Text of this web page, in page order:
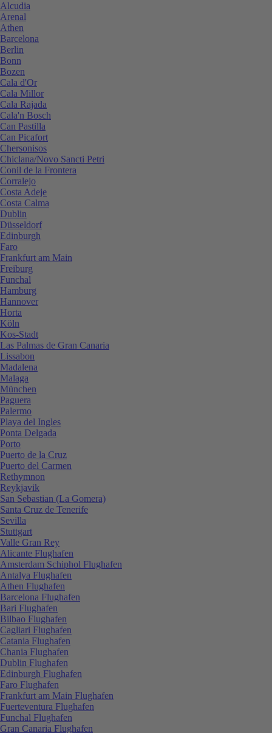
Alcudia
Arenal
Athen
Barcelona
Berlin
Bonn
Bozen
Cala d'Or
Cala Millor
Cala Rajada
Cala'n Bosch
Can Pastilla
Can Picafort
Chersonisos
Chiclana/Novo Sancti Petri
Conil de la Frontera
Corralejo
Costa Adeje
Costa Calma
Dublin
Düsseldorf
Edinburgh
Faro
Frankfurt am Main
Freiburg
Funchal
Hamburg
Hannover
Horta
Köln
Kos-Stadt
Las Palmas de Gran Canaria
Lissabon
Madalena
Malaga
München
Paguera
Palermo
Playa del Ingles
Ponta Delgada
Porto
Puerto de la Cruz
Puerto del Carmen
Rethymnon
Reykjavik
San Sebastian (La Gomera)
Santa Cruz de Tenerife
Sevilla
Stuttgart
Valle Gran Rey
Alicante Flughafen
Amsterdam Schiphol Flughafen
Antalya Flughafen
Athen Flughafen
Barcelona Flughafen
Bari Flughafen
Bilbao Flughafen
Cagliari Flughafen
Catania Flughafen
Chania Flughafen
Dublin Flughafen
Edinburgh Flughafen
Faro Flughafen
Frankfurt am Main Flughafen
Fuerteventura Flughafen
Funchal Flughafen
Gran Canaria Flughafen